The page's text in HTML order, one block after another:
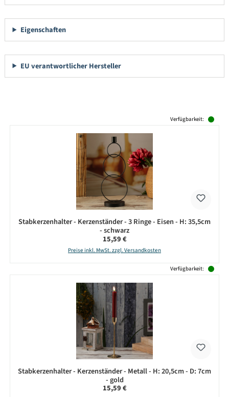
Eigenschaften
EU verantwortlicher Hersteller
Verfügbarkeit:
Stabkerzenhalter - Kerzenständer - 3 Ringe - Eisen - H: 35,5cm
- schwarz
Regulärer Preis:
15,59 €
Preise inkl. MwSt. zzgl. Versandkosten
Verfügbarkeit:
Stabkerzenhalter - Kerzenständer - Metall - H: 20,5cm - D: 7cm
- gold
Regulärer Preis:
15,59 €